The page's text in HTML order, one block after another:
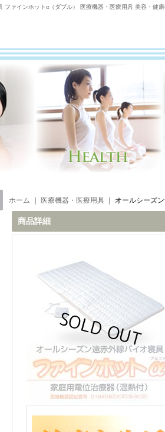
ファインホットα（ダブル） 医療機器・医療用具 美容・健
ホーム 医療機器・医療用具 オールシーズ
商品詳細